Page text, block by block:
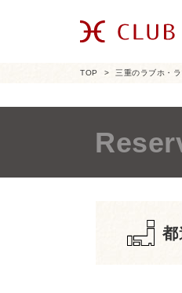
TOP 三重のラブホ・
都